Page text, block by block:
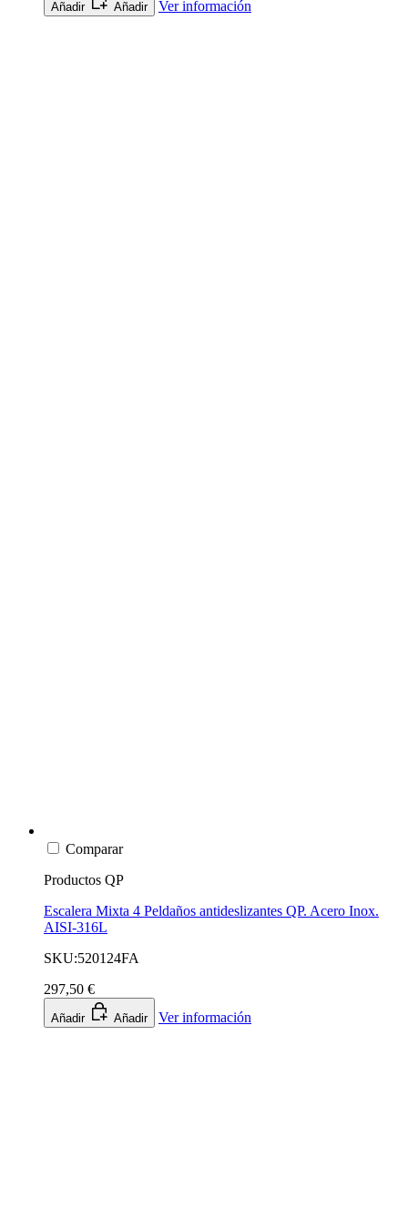
Añadir Añadir Ver información
Comparar
Productos QP
Escalera Mixta 4 Peldaños antideslizantes QP. Acero Inox.
AISI-316L
SKU:520124FA
297,50 €
Añadir Añadir Ver información